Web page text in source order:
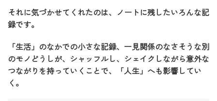
それに気づかせてくれたのは、ノートに残したいろんな記
録です。
「生活」のなかでの小さな記録、一見関係のなさそうな別
のモノどうしが、シャッフルし、シェイクしながら意外な
つながりを持っていくことで、「人生」へも影響してい
く。